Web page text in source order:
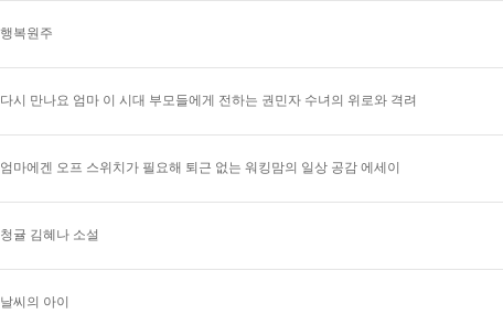
행복원주
다시 만나요 엄마 이 시대 부모들에게 전하는 권민자 수녀의 위로와 격려
엄마에겐 오프 스위치가 필요해 퇴근 없는 워킹맘의 일상 공감 에세이
청귤 김혜나 소설
날씨의 아이